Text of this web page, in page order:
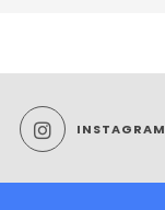
INSTAGRAM